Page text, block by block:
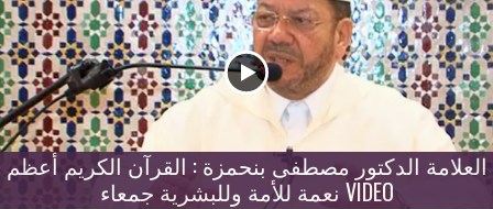
العلامة الدكتور مصطفى بنحمزة : القرآن الكريم أعظم
نعمة للأمة وللبشرية جمعاء VIDEO